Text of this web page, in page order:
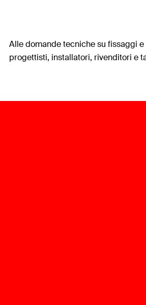
Alle domande tecniche su fissaggi
progettisti, installatori, rivenditori e